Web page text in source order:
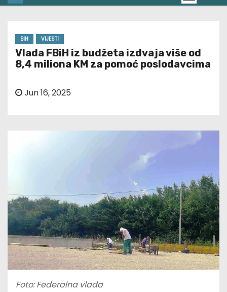
BIH VIJESTI
Vlada FBiH iz budžeta izdvaja više od
8,4 miliona KM za pomoć poslodavcima
Jun 16, 2025
Foto: Federalna vlada